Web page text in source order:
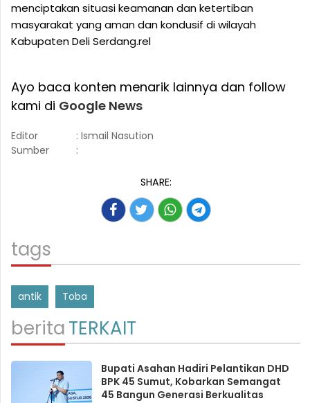
menciptakan situasi keamanan dan ketertiban
masyarakat yang aman dan kondusif di wilayah
Kabupaten Deli Serdang.rel
Ayo baca konten menarik lainnya dan follow
kami di Google News
Editor
: Ismail Nasution
Sumber
:
SHARE:
tags
antik Toba
beritaTERKAIT
Bupati Asahan Hadiri Pelantikan DHD
BPK 45 Sumut, Kobarkan Semangat
45 Bangun Generasi Berkualitas